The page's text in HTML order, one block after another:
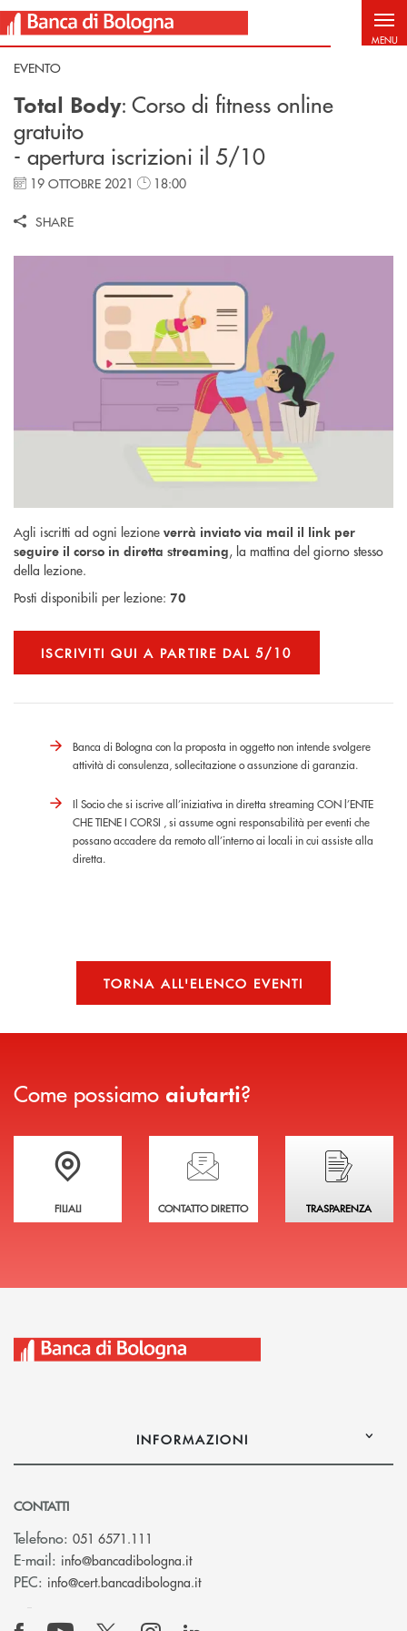
Salta al contenuto principale
MENU
EVENTO
Total Body: Corso di fitness online
gratuito
- apertura iscrizioni il 5/10
19 OTTOBRE 2021 18:00
SHARE
Agli iscritti ad ogni lezione verrà inviato via mail il link per
seguire il corso in diretta streaming, la mattina del giorno stesso
della lezione.
Posti disponibili per lezione: 70
ISCRIVITI QUI A PARTIRE DAL 5/10
Banca di Bologna con la proposta in oggetto non intende svolgere
attività di consulenza, sollecitazione o assunzione di garanzia.
Il Socio che si iscrive all’iniziativa in diretta streaming CON l’ENTE
CHE TIENE I CORSI , si assume ogni responsabilità per eventi che
possano accadere da remoto all’interno ai locali in cui assiste alla
diretta.
TORNA ALL'ELENCO EVENTI
Come possiamo aiutarti?
Trova la filiale più vicina a te
FILIALI
Hai bisogno di assistenza immediata?
CONTATTO DIRETTO
Hai bisogno di
TRASPARENZA
INFORMAZIONI
CONTATTI
Telefono: 051 6571.111
E-mail: info@bancadibologna.it(si apre l’app di posta elettronica)
PEC: info@cert.bancadibologna.it(si apre l’app di posta